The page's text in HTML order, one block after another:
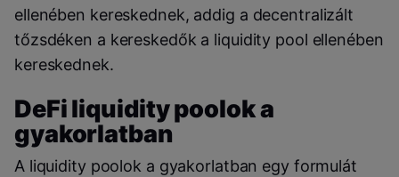
ellenében kereskednek, addig a decentralizált
tőzsdéken a kereskedők a liquidity pool ellenében
kereskednek.
DeFi liquidity poolok a
gyakorlatban
A liquidity poolok a gyakorlatban egy formulát